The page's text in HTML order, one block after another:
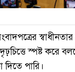
দৃঢ়চিত্তে স্পষ্ট
পারি।